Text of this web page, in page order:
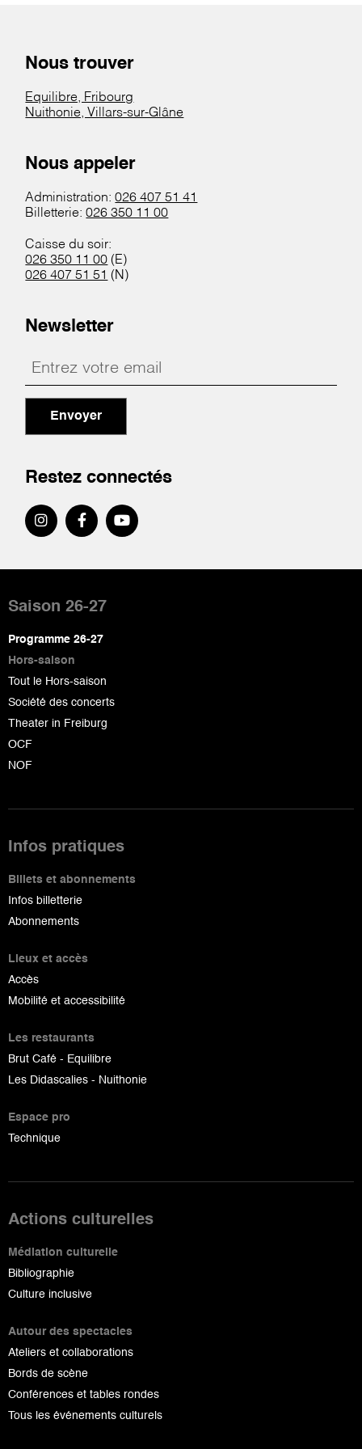
Nous trouver
Equilibre, Fribourg
Nuithonie, Villars-sur-Glâne
Nous appeler
Administration:026 407 51 41
Billetterie:026 350 11 00
Caisse du soir:
026 350 11 00 (E)
026 407 51 51 (N)
Newsletter
Envoyer
Restez connectés
de
page
Saison 26-27
Programme 26-27
Hors-saison
Tout le Hors-saison
Société des concerts
Theater in Freiburg
OCF
NOF
Infos pratiques
Billets et abonnements
Infos billetterie
Abonnements
Lieux et accès
Accès
Mobilité et accessibilité
Les restaurants
Brut Café - Equilibre
Les Didascalies - Nuithonie
Espace pro
Technique
Actions culturelles
Médiation culturelle
Bibliographie
Culture inclusive
Autour des spectacles
Ateliers et collaborations
Bords de scène
Conférences et tables rondes
Tous les événements culturels